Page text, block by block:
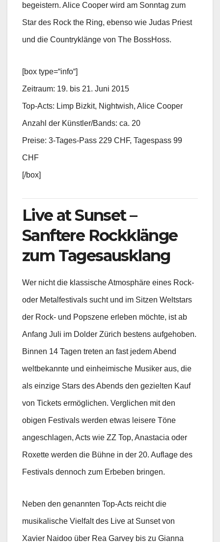
begeistern. Alice Cooper wird am Sonntag zum
Star des Rock the Ring, ebenso wie Judas Priest
und die Countryklänge von The BossHoss.
[box type=“info“]
Zeitraum: 19. bis 21. Juni 2015
Top-Acts: Limp Bizkit, Nightwish, Alice Cooper
Anzahl der Künstler/Bands: ca. 20
Preise: 3-Tages-Pass 229 CHF, Tagespass 99
CHF
[/box]
Live at Sunset –
Sanftere Rockklänge
zum Tagesausklang
Wer nicht die klassische Atmosphäre eines Rock-
oder Metalfestivals sucht und im Sitzen Weltstars
der Rock- und Popszene erleben möchte, ist ab
Anfang Juli im Dolder Zürich bestens aufgehoben.
Binnen 14 Tagen treten an fast jedem Abend
weltbekannte und einheimische Musiker aus, die
als einzige Stars des Abends den gezielten Kauf
von Tickets ermöglichen. Verglichen mit den
obigen Festivals werden etwas leisere Töne
angeschlagen, Acts wie ZZ Top, Anastacia oder
Roxette werden die Bühne in der 20. Auflage des
Festivals dennoch zum Erbeben bringen.
Neben den genannten Top-Acts reicht die
musikalische Vielfalt des Live at Sunset von
Xavier Naidoo über Rea Garvey bis zu Gianna